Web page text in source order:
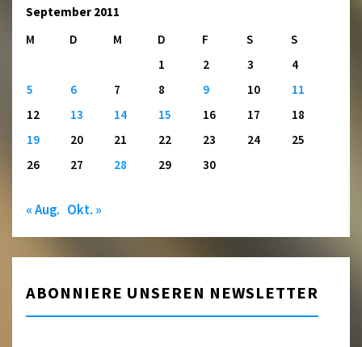
September 2011
M
D M D F S
S
1
2 3
4
5
6 7 8 9 10
11
12
13 14 15 16 17
18
19
20 21 22 23 24
25
26
27 28 29 30
« Aug. Okt. »
ABONNIERE UNSEREN NEWSLETTER